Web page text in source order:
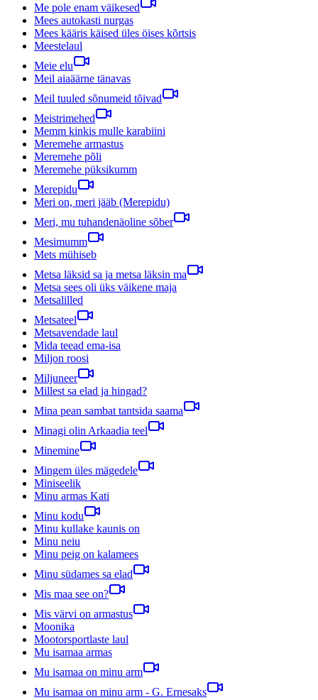
Me pole enam väikesed
Mees autokasti nurgas
Mees kääris käised üles öises kõrtsis
Meestelaul
Meie elu
Meil aiaäärne tänavas
Meil tuuled sõnumeid tõivad
Meistrimehed
Memm kinkis mulle karabiini
Meremehe armastus
Meremehe põli
Meremehe püksikumm
Merepidu
Meri on, meri jääb (Merepidu)
Meri, mu tuhandenäoline sõber
Mesimumm
Mets mühiseb
Metsa läksid sa ja metsa läksin ma
Metsa sees oli üks väikene maja
Metsalilled
Metsateel
Metsavendade laul
Mida teead ema-isa
Miljon roosi
Miljuneer
Millest sa elad ja hingad?
Mina pean sambat tantsida saama
Minagi olin Arkaadia teel
Minemine
Mingem üles mägedele
Miniseelik
Minu armas Kati
Minu kodu
Minu kullake kaunis on
Minu neiu
Minu peig on kalamees
Minu südames sa elad
Mis maa see on?
Mis värvi on armastus
Moonika
Mootorsportlaste laul
Mu isamaa armas
Mu isamaa on minu arm
Mu isamaa on minu arm - G. Ernesaks